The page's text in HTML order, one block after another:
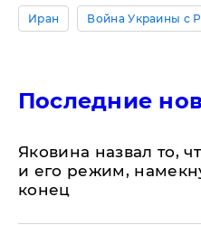
Иран Война Украины с
Последние
Яковина назвал то,
и его режим,
конец